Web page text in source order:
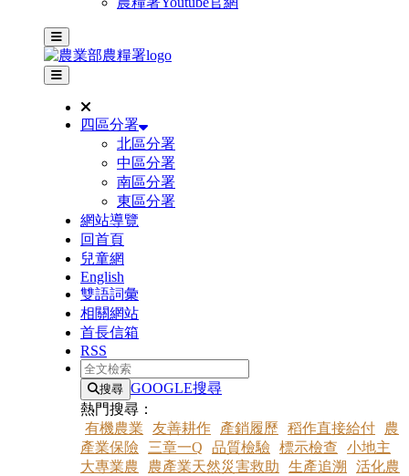
主選單
其他網站選單
四區分署
北區分署
中區分署
南區分署
東區分署
網站導覽
回首頁
兒童網
English
雙語詞彙
相關網站
首長信箱
RSS
全文檢索
搜尋 GOOGLE搜尋
熱門搜尋：
有機農業
友善耕作 產銷履歷 稻作直接給付
農
產業保險
三章一Q 品質檢驗 標示檢查
小地主
大專業農
農產業天然災害救助 生產追溯
活化農